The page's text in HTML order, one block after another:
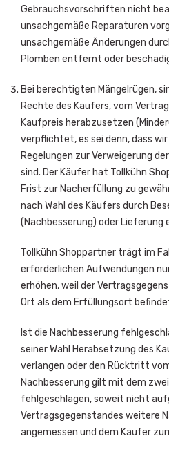
Gebrauchsvorschriften nicht
unsachgemäße Reparaturen
unsachgemäße Änderungen
Plomben entfernt oder
Bei berechtigten Mängelrügen,
Rechte des Käufers, vom
Kaufpreis herabzusetzen
verpflichtet, es sei denn, dass
Regelungen zur Verweigerung
sind. Der Käufer hat Tollkühn
Frist zur Nacherfüllung zu
nach Wahl des Käufers durch
(Nachbesserung) oder Lieferung
Tollkühn Shoppartner trägt im
erforderlichen Aufwendungen
erhöhen, weil der
Ort als dem Erfüllungsort
Ist die Nachbesserung
seiner Wahl Herabsetzung des
verlangen oder den Rücktritt
Nachbesserung gilt mit dem
fehlgeschlagen, soweit nicht
Vertragsgegenstandes weitere
angemessen und dem Käufer